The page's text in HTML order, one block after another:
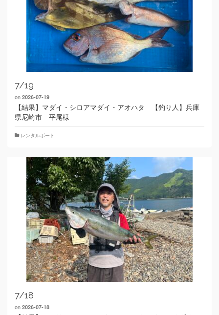
7/19
on 2026-07-19
【結果】マダイ・シロアマダイ・アオハタ 【釣り人】兵庫
県尼崎市 平尾様
レンタルボート
7/18
on 2026-07-18